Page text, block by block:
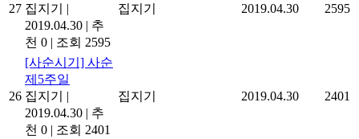
27 집지기
|
2019.04.30 | 추
천 0 | 조회 2595
집지기 2019.04.30 2595
26
[사순시기] 사순
제5주일
집지기
|
2019.04.30 | 추
천 0 | 조회 2401
집지기 2019.04.30 2401